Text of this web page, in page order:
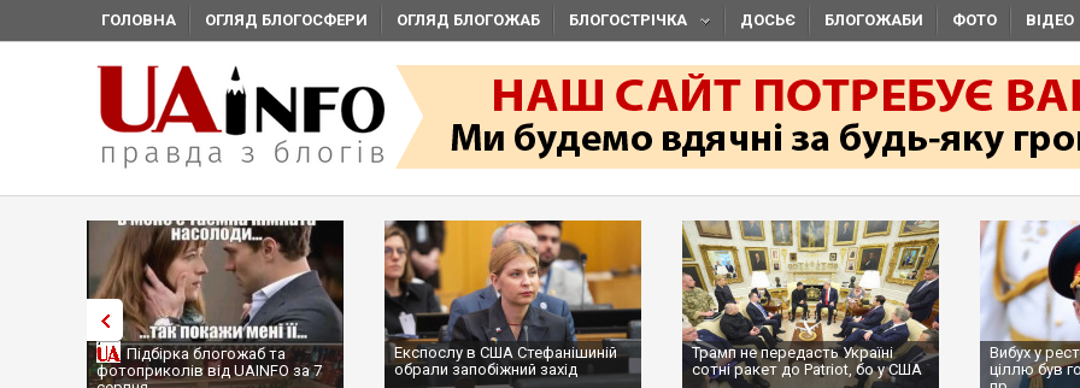
ГОЛОВНА ОГЛЯД БЛОГОСФЕРИ ОГЛЯД БЛОГОЖАБ БЛОГОСТРІЧКА ДОСЬЄ БЛОГОЖАБИ ФОТО ВІДЕО
Підбірка блогожаб та
фотоприколів від UAINFO за 7
Експослу в США Стефанішиній
обрали запобіжний захід
Трамп не передасть Україні
сотні ракет до Patriot, бо у США
Вибух у ресторані в
ціллю був головком